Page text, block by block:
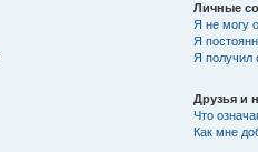
Личные
Я не могу
Я
Я получил
Друзья и
Что
Как мне